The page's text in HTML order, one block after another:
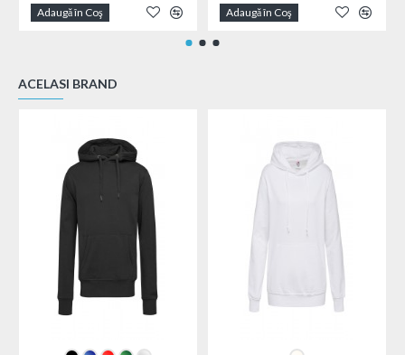
Adaugă în Coş Adaugă în Coş
ACELASI BRAND